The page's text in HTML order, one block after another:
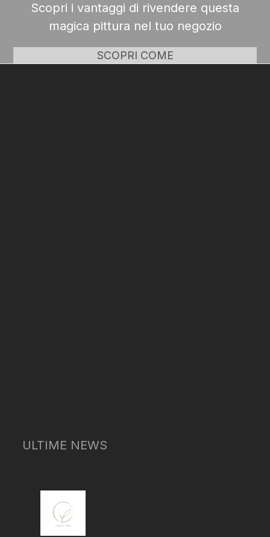
Scopri i vantaggi di rivendere questa
magica pittura nel tuo negozio
SCOPRI COME
ULTIME NEWS